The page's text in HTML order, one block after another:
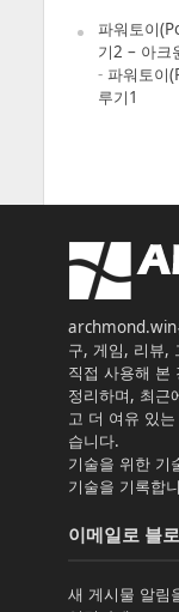
파워토이
기2 – 아크
- 파워토이
루기1
archmond.win
구, 게임, 리뷰,
직접 사용해 본
정리하며, 최근
고 더 여유 있
습니다.
기술을 위한 기
기술을 기록합
이메일로 블
새 게시물 알림